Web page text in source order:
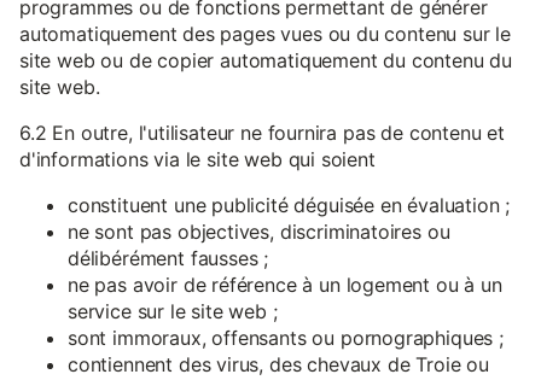
programmes ou de fonctions permettant de générer
automatiquement des pages vues ou du contenu sur le
site web ou de copier automatiquement du contenu du
site web.
6.2 En outre, l'utilisateur ne fournira pas de contenu et
d'informations via le site web qui soient
constituent une publicité déguisée en évaluation ;
ne sont pas objectives, discriminatoires ou
délibérément fausses ;
ne pas avoir de référence à un logement ou à un
service sur le site web ;
sont immoraux, offensants ou pornographiques ;
contiennent des virus, des chevaux de Troie ou